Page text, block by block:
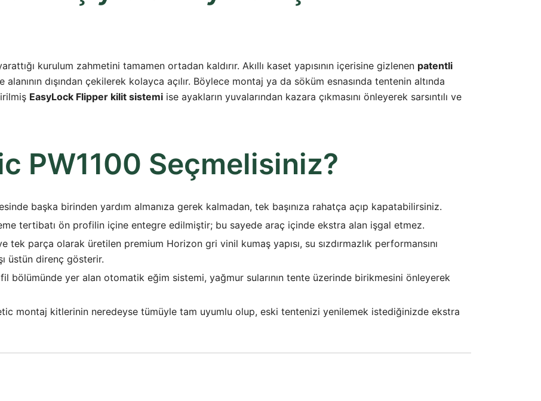
kurulum zahmetini tamamen ortadan kaldırır. Akıllı kaset yapısının içerisine gizlenen patentli
dışından çekilerek kolayca açılır. Böylece montaj ya da söküm esnasında tentenin altında
EasyLock Flipper kilit sistemi ise ayakların yuvalarından kazara çıkmasını önleyerek sarsıntılı ve
PW1100 Seçmelisiniz?
başka birinden yardım almanıza gerek kalmadan, tek başınıza rahatça açıp kapatabilirsiniz.
tertibatı ön profilin içine entegre edilmiştir; bu sayede araç içinde ekstra alan işgal etmez.
tek parça olarak üretilen premium Horizon gri vinil kumaş yapısı, su sızdırmazlık performansını
üstün direnç gösterir.
bölümünde yer alan otomatik eğim sistemi, yağmur sularının tente üzerinde birikmesini önleyerek
montaj kitlerinin neredeyse tümüyle tam uyumlu olup, eski tentenizi yenilemek istediğinizde ekstra